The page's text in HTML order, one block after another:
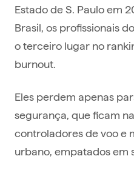
Estado de S. Paulo em
Brasil, os profissionais
o terceiro lugar no
burnout.
Eles perdem apenas
segurança, que ficam
controladores de voo e
urbano, empatados em